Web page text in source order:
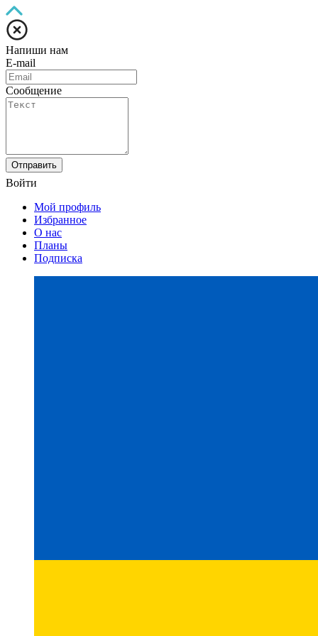
Напиши нам
E-mail
Сообщение
Отправить
Войти
Мой профиль
Избранное
О нас
Планы
Подписка